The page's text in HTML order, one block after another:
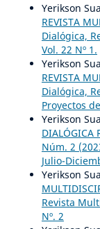
Yerikson
REVISTA
Dialógica,
Vol. 22 Nº 1.
Yerikson
REVISTA
Dialógica,
Proyectos
Yerikson
DIALÓGICA
Núm. 2
Julio-
Yerikson
Revista
Nº. 2